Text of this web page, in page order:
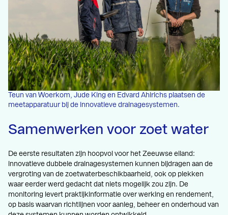
Teun van Woerkom, Jude King en Edvard Ahlrichs plaatsen de
meetapparatuur bij de innovatieve drainagesystemen.
Samenwerken voor zoet water
De eerste resultaten zijn hoopvol voor het Zeeuwse eiland:
innovatieve dubbele drainagesystemen kunnen bijdragen aan de
vergroting van de zoetwaterbeschikbaarheid, ook op plekken
waar eerder werd gedacht dat niets mogelijk zou zijn. De
monitoring levert praktijkinformatie over werking en rendement,
op basis waarvan richtlijnen voor aanleg, beheer en onderhoud van